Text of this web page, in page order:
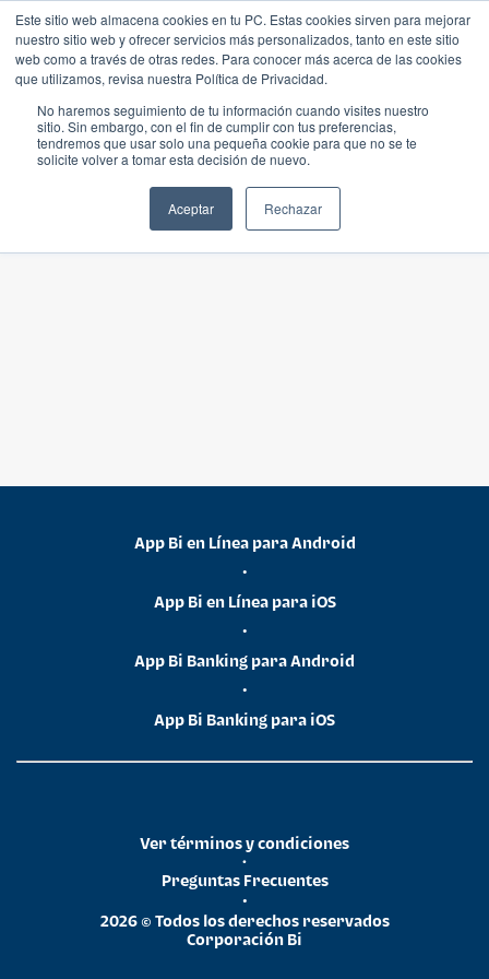
Este sitio web almacena cookies en tu PC. Estas cookies sirven para mejorar
nuestro sitio web y ofrecer servicios más personalizados, tanto en este sitio
web como a través de otras redes. Para conocer más acerca de las cookies
que utilizamos, revisa nuestra Política de Privacidad.
No haremos seguimiento de tu información cuando visites nuestro
sitio. Sin embargo, con el fin de cumplir con tus preferencias,
tendremos que usar solo una pequeña cookie para que no se te
solicite volver a tomar esta decisión de nuevo.
Aceptar Rechazar
App Bi en Línea para Android
•
App Bi en Línea para iOS
•
App Bi Banking para Android
•
App Bi Banking para iOS
2026 © Todos los derechos reservados
Corporación Bi
•
Preguntas Frecuentes
•
Ver términos y condiciones